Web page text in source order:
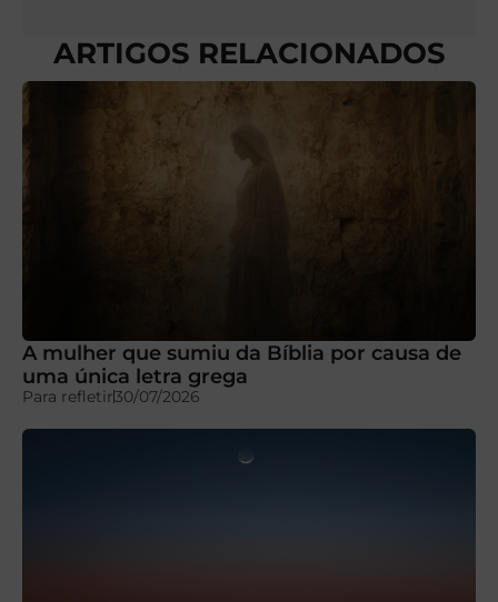
ARTIGOS RELACIONADOS
A mulher que sumiu da Bíblia por causa de
uma única letra grega
Para refletir30/07/2026